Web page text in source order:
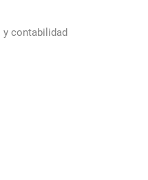
y contabilidad